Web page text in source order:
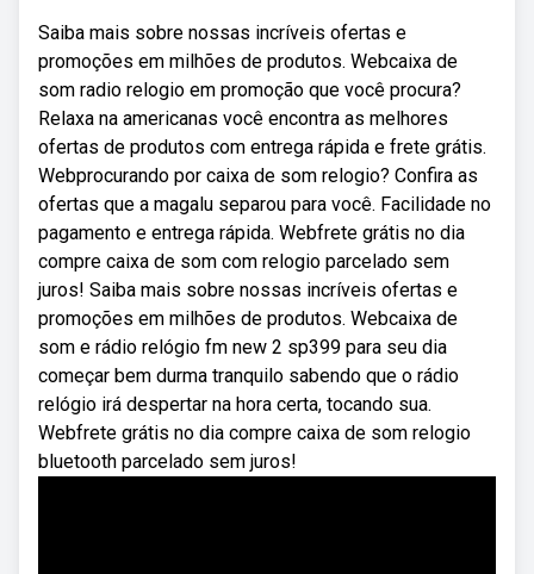
Saiba mais sobre nossas incríveis ofertas e
promoções em milhões de produtos. Webcaixa de
som radio relogio em promoção que você procura?
Relaxa na americanas você encontra as melhores
ofertas de produtos com entrega rápida e frete grátis.
Webprocurando por caixa de som relogio? Confira as
ofertas que a magalu separou para você. Facilidade no
pagamento e entrega rápida. Webfrete grátis no dia
compre caixa de som com relogio parcelado sem
juros! Saiba mais sobre nossas incríveis ofertas e
promoções em milhões de produtos. Webcaixa de
som e rádio relógio fm new 2 sp399 para seu dia
começar bem durma tranquilo sabendo que o rádio
relógio irá despertar na hora certa, tocando sua.
Webfrete grátis no dia compre caixa de som relogio
bluetooth parcelado sem juros!